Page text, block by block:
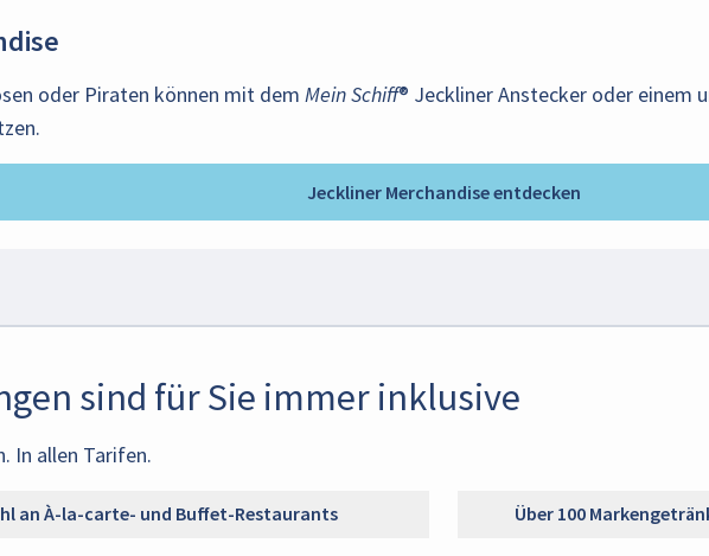
oder Piraten können mit dem Mein Schiff® Jeckliner Anstecker oder einem
Jeckliner Merchandise entdecken
sind für Sie immer inklusive
In allen Tarifen.
an À-la-carte- und Buffet-Restaurants Über 100